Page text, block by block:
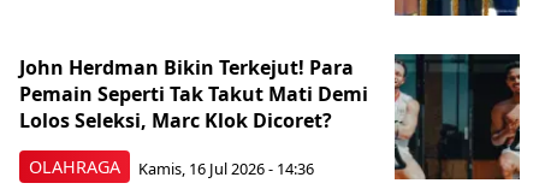
OLAHRAGA
John Herdman Bikin Terkejut! Para
Pemain Seperti Tak Takut Mati Demi
Lolos Seleksi, Marc Klok Dicoret?
Kamis, 16 Jul 2026 - 14:36